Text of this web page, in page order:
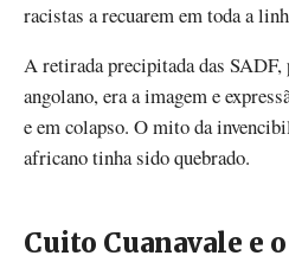
racistas a recuarem em toda a
A retirada precipitada das SADF,
angolano, era a imagem e
e em colapso. O mito da
africano tinha sido quebrado.
Cuito Cuanavale e